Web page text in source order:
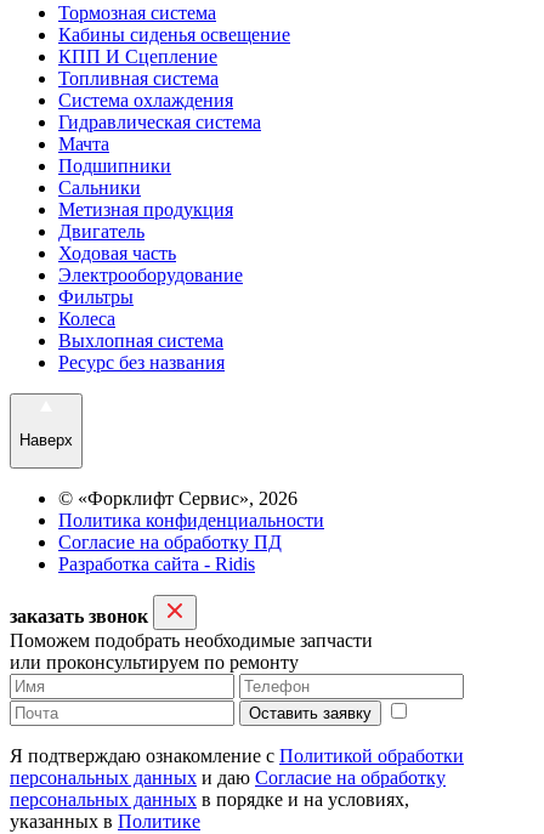
Тормозная система
Кабины сиденья освещение
КПП И Сцепление
Топливная система
Система охлаждения
Гидравлическая система
Мачта
Подшипники
Сальники
Метизная продукция
Двигатель
Ходовая часть
Электрооборудование
Фильтры
Колеса
Выхлопная система
Ресурс без названия
Наверх
© «Форклифт Сервис», 2026
Политика конфиденциальности
Согласие на обработку ПД
Разработка сайта - Ridis
заказать звонок
Поможем подобрать необходимые запчасти
или проконсультируем по ремонту
Оставить заявку
Я подтверждаю ознакомление с Политикой обработки
персональных данных и даю Согласие на обработку
персональных данных в порядке и на условиях,
указанных в Политике